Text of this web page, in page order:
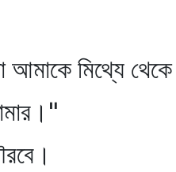
মিথ্যে